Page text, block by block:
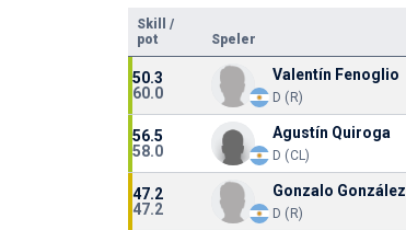
Skill
/
pot
Speler
50.3
60.0
Valentín Fenoglio
D (R)
56.5
58.0
Agustín Quiroga
D (CL)
47.2
47.2
Gonzalo González
D (R)